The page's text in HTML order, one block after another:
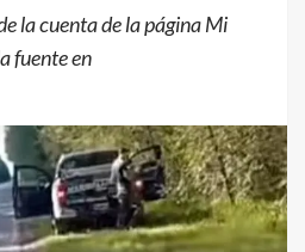
la cuenta de la página Mi
fuente en